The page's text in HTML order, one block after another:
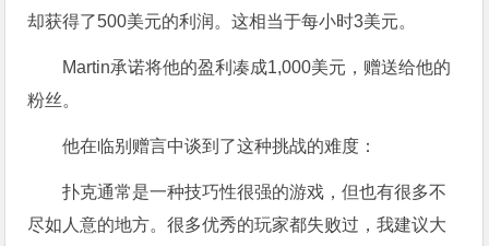
却获得了500美元的利润。这相当于每小时3美元。
Martin承诺将他的盈利凑成1,000美元，赠送给他的
粉丝。
他在临别赠言中谈到了这种挑战的难度：
扑克通常是一种技巧性很强的游戏，但也有很多不
尽如人意的地方。很多优秀的玩家都失败过，我建议大